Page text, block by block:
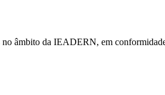
âmbito da IEADERN, em